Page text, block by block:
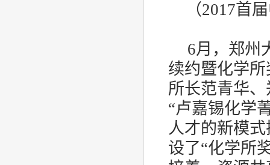
（2017首
6月，郑州
续约暨化学
所长范青华
“卢嘉锡化学
人才的新模
设了“化学所